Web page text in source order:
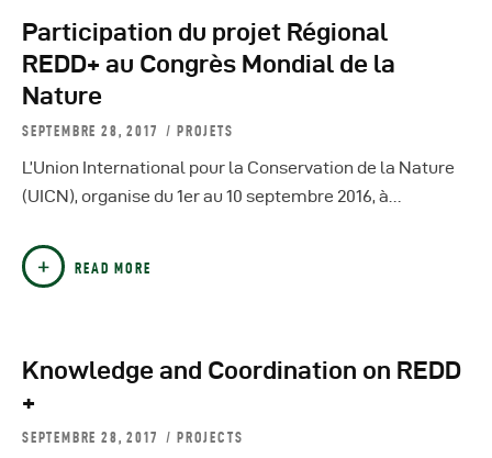
Participation du projet Régional
REDD+ au Congrès Mondial de la
Nature
SEPTEMBRE 28, 2017 PROJETS
L’Union International pour la Conservation de la Nature
(UICN), organise du 1er au 10 septembre 2016, à…
READ MORE
Knowledge and Coordination on REDD
+
SEPTEMBRE 28, 2017 PROJECTS